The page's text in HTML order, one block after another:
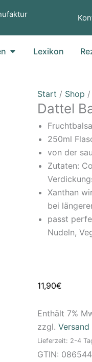
Öffne Lexikon
Start / Shop /
Dattel
250ml
von der
Zutaten:
Xanthan
bei
passt
Nudeln,
11,90€
Enthält 7%
zzgl. Versand
Lieferzeit: 2-4
GTIN:
Dattel
Balsamico
Menge